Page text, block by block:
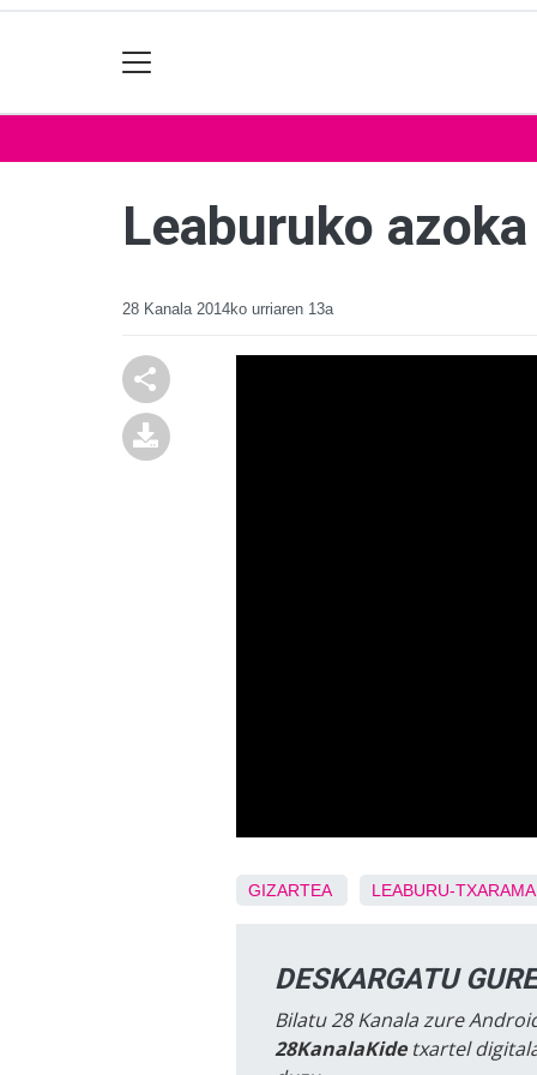
Leaburuko
28 Kanala 2014ko urriaren 13a
GIZARTEA LEABURU-TXARAMA
DESKARGATU
Bilatu 28 Kanala zure
28KanalaKidetxartel